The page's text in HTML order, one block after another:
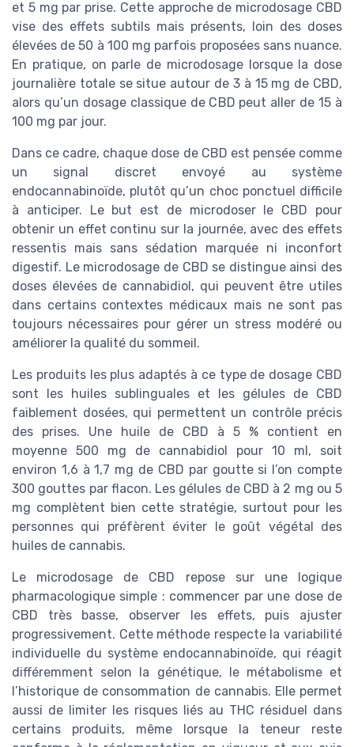
et 5 mg par prise. Cette approche de microdosage CBD
vise des effets subtils mais présents, loin des doses
élevées de 50 à 100 mg parfois proposées sans nuance.
En pratique, on parle de microdosage lorsque la dose
journalière totale se situe autour de 3 à 15 mg de CBD,
alors qu’un dosage classique de CBD peut aller de 15 à
100 mg par jour.
Dans ce cadre, chaque dose de CBD est pensée comme
un signal discret envoyé au système
endocannabinoïde, plutôt qu’un choc ponctuel difficile
à anticiper. Le but est de microdoser le CBD pour
obtenir un effet continu sur la journée, avec des effets
ressentis mais sans sédation marquée ni inconfort
digestif. Le microdosage de CBD se distingue ainsi des
doses élevées de cannabidiol, qui peuvent être utiles
dans certains contextes médicaux mais ne sont pas
toujours nécessaires pour gérer un stress modéré ou
améliorer la qualité du sommeil.
Les produits les plus adaptés à ce type de dosage CBD
sont les huiles sublinguales et les gélules de CBD
faiblement dosées, qui permettent un contrôle précis
des prises. Une huile de CBD à 5 % contient en
moyenne 500 mg de cannabidiol pour 10 ml, soit
environ 1,6 à 1,7 mg de CBD par goutte si l’on compte
300 gouttes par flacon. Les gélules de CBD à 2 mg ou 5
mg complètent bien cette stratégie, surtout pour les
personnes qui préfèrent éviter le goût végétal des
huiles de cannabis.
Le microdosage de CBD repose sur une logique
pharmacologique simple : commencer par une dose de
CBD très basse, observer les effets, puis ajuster
progressivement. Cette méthode respecte la variabilité
individuelle du système endocannabinoïde, qui réagit
différemment selon la génétique, le métabolisme et
l’historique de consommation de cannabis. Elle permet
aussi de limiter les risques liés au THC résiduel dans
certains produits, même lorsque la teneur reste